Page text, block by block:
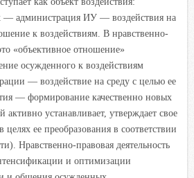
— администрация ИУ — воздействия на
к воздействиям. В нравственно-
«объективное отношение»
осужденного к воздействиям
— воздействие на среду с целью ее
— формирование качественно новых
устанавливает, утверждает свое
ее преобразования в соответствии
Нравственно-правовая деятельность
и оптимизации